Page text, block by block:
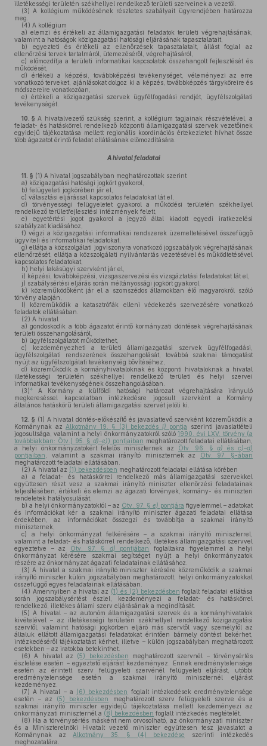
illetékességi területén székhellyel rendelkező területi szerveinek a vezetői.
(3) A kollégium működésének részletes szabályait ügyrendjében határozza
meg.
(4) A kollégium
a) elemzi és értékeli az államigazgatási feladatok területi végrehajtásának,
valamint a hatóságok közigazgatási hatósági eljárásának tapasztalatait,
b) egyezteti és értékeli az ellenőrzések tapasztalatait, állást foglal az
ellenőrzési tervek tartalmáról, ütemezéséről, végrehajtásáról,
c) előmozdítja a területi informatikai kapcsolatok összehangolt fejlesztését és
működését,
d) értékeli a képzési, továbbképzési tevékenységet, véleményezi az erre
vonatkozó terveket, ajánlásokat dolgoz ki a képzés, továbbképzés tárgyköreire és
módszereire vonatkozóan,
e) értékeli a közigazgatási szervek ügyfélfogadási rendjét, ügyfélszolgálati
tevékenységét.
10. § A hivatalvezető szükség szerint, a kollégium tagjainak részvételével, a
feladat- és hatáskörrel rendelkező központi államigazgatási szervek vezetőinek
egyidejű tájékoztatása mellett regionális koordinációs értekezletet hívhat össze
több ágazatot érintő feladat ellátásának előmozdítására.
A hivatal feladatai
11. § (1) A hivatal jogszabályban meghatározottak szerint
a) közigazgatási hatósági jogkört gyakorol,
b) felügyeleti jogkörében jár el,
c) választási eljárással kapcsolatos feladatokat lát el,
d) törvényességi felügyeletet gyakorol a működési területén székhellyel
rendelkező területfejlesztési intézmények felett,
e) egyetértési jogot gyakorol a jegyző által kiadott egyedi iratkezelési
szabályzat kiadásához,
f) végzi a közigazgatási informatikai rendszerek üzemeltetésével összefüggő
ügyviteli és informatikai feladatokat,
g) ellátja a közszolgálati jogviszonyra vonatkozó jogszabályok végrehajtásának
ellenőrzését, ellátja a közszolgálati nyilvántartás vezetésével és működtetésével
kapcsolatos feladatokat,
h) helyi lakásügyi szervként jár el,
i) képzési, továbbképzési, vizsgaszervezési és vizsgáztatási feladatokat lát el,
j) szabálysértési eljárás során méltányossági jogkört gyakorol,
k) közreműködőként jár el a szomszédos államokban élő magyarokról szóló
törvény alapján,
l) közreműködik a katasztrófák elleni védekezés szervezésére vonatkozó
feladatok ellátásában.
(2) A hivatal
a) gondoskodik a több ágazatot érintő kormányzati döntések végrehajtásának
területi összehangolásáról,
b) ügyfélszolgálatot működtethet,
c) kezdeményezheti a területi államigazgatási szervek ügyfélfogadási,
ügyfélszolgálati rendszerének összehangolását, továbbá szakmai támogatást
nyújt az ügyfélszolgálati tevékenység bővítéséhez,
d) közreműködik a kormányhivataloknak és központi hivataloknak a hivatal
illetékességi területén székhellyel rendelkező területi és helyi szervei
informatikai tevékenységének összehangolásában.
(3)4
A Kormány a külföldi hatósági határozat végrehajtására irányuló
megkereséssel kapcsolatban intézkedésre jogosult szervként a Kormány
általános hatáskörű területi államigazgatási szervét jelöli ki.
12. § (1) A hivatal döntés-előkészítő és javaslattevő szervként közreműködik a
Kormánynak az Alkotmány 19. § (3) bekezdés l) pontja szerinti javaslattételi
jogosultsága, valamint a helyi önkormányzatokról szóló1990. évi LXV. törvény (a
továbbiakban: Ötv.) 95. § d)–e)) pontjaiban meghatározott feladatai ellátásában,
a helyi önkormányzatokért felelős miniszternek az Ötv. 96. §a) ésc)–d)
pontjaiban , valamint a szakmai irányító miniszternek az Ötv. 97. §-ában
meghatározott feladatai ellátásában.
(2) A hivatal az (1) bekezdésben meghatározott feladatai ellátása körében
a) a feladat- és hatáskörrel rendelkező más államigazgatási szervekkel
együttesen részt vesz a szakmai irányító miniszter ellenőrzési feladatainak
teljesítésében, értékeli és elemzi az ágazati törvények, kormány- és miniszteri
rendeletek hatályosulását,
b) a helyi önkormányzatoktól – az Ötv. 97. § e) pontjára figyelemmel – adatokat
és információkat kér a szakmai irányító miniszter ágazati feladatai ellátása
érdekében, az információkat összegzi és továbbítja a szakmai irányító
miniszternek,
c) a helyi önkormányzat felkérésére – a szakmai irányító miniszterrel,
valamint a feladat- és hatáskörrel rendelkező, illetékes államigazgatási szervvel
egyeztetve – az Ötv. 97. § d) pontjában
foglaltakra figyelemmel a helyi
önkormányzat kérésére szakmai segítséget nyújt a helyi önkormányzatok
részére az önkormányzat ágazati feladatainak ellátásához.
(3) A hivatal a szakmai irányító miniszter kérésére közreműködik a szakmai
irányító miniszter külön jogszabályban meghatározott, helyi önkormányzatokkal
összefüggő egyes feladatainak ellátásában.
(4) Amennyiben a hivatal az (1) és (2) bekezdésben foglalt feladatai ellátása
során jogszabálysértést észlel, kezdeményezi a feladat- és hatáskörrel
rendelkező, illetékes állami szerv eljárásának a megindítását.
(5) A hivatal – az autonóm államigazgatási szervek és a kormányhivatalok
kivételével – az illetékességi területén székhellyel rendelkező közigazgatási
szervtől, valamint hatósági jogkörben eljáró más szervtől vagy személytől az
általuk ellátott államigazgatási feladatokat érintően bármely döntést bekérhet,
intézkedéséről tájékoztatást kérhet, illetve – külön jogszabályban meghatározott
esetekben – az iratokba betekinthet.
(6) A hivatal az (5) bekezdésben meghatározott szervnél – törvénysértés
észlelése esetén – egyeztető eljárást kezdeményez. Ennek eredménytelensége
esetén az érintett szerv felügyeleti szervénél felügyeleti eljárást, utóbbi
eredménytelensége esetén a szakmai irányító miniszternél eljárást
kezdeményez.
(7) A hivatal – a (6) bekezdésben foglalt intézkedések eredménytelensége
esetén – az (5) bekezdésben
meghatározott szerv felügyeleti szerve és a
szakmai irányító miniszter egyidejű tájékoztatása mellett kezdeményezi az
önkormányzati miniszternél a (8) bekezdésben foglalt intézkedés megtételét.
(8) Ha a törvénysértés másként nem orvosolható, az önkormányzati miniszter
és a Miniszterelnöki Hivatalt vezető miniszter együttesen tesz javaslatot a
Kormánynak az Alkotmány 35. § (4) bekezdése szerinti intézkedés
meghozatalára.